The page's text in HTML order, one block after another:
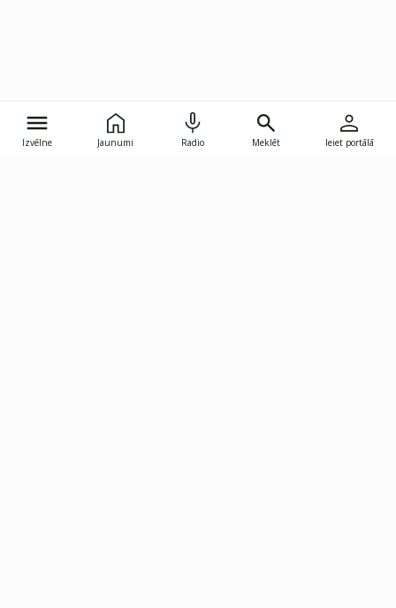
Izvēlne Jaunumi Radio Meklēt Ieiet portālā